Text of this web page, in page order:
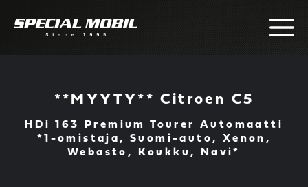
**MYYTY** Citroen C5
HDi 163 Premium Tourer Automaatti
*1-omistaja, Suomi-auto, Xenon,
Webasto, Koukku, Navi*